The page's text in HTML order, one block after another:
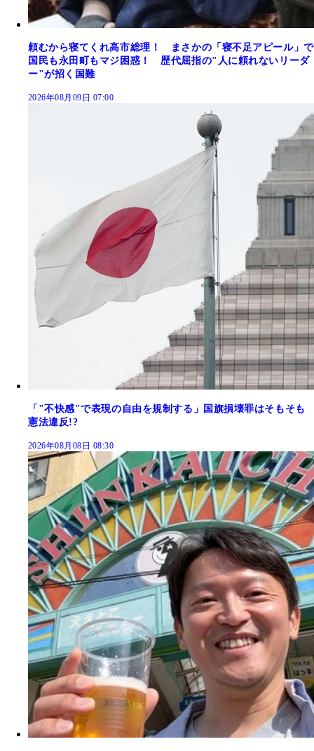
頼むから寝てくれ高市総理！ まさかの「寝不足アピール」で
国民も永田町もマジ困惑！ 歴代屈指の"人に頼れないリーダ
ー"が招く国難
2026年08月09日 07:00
「"不快感"で表現の自由を規制する」国旗損壊罪はそもそも
憲法違反!?
2026年08月08日 08:30